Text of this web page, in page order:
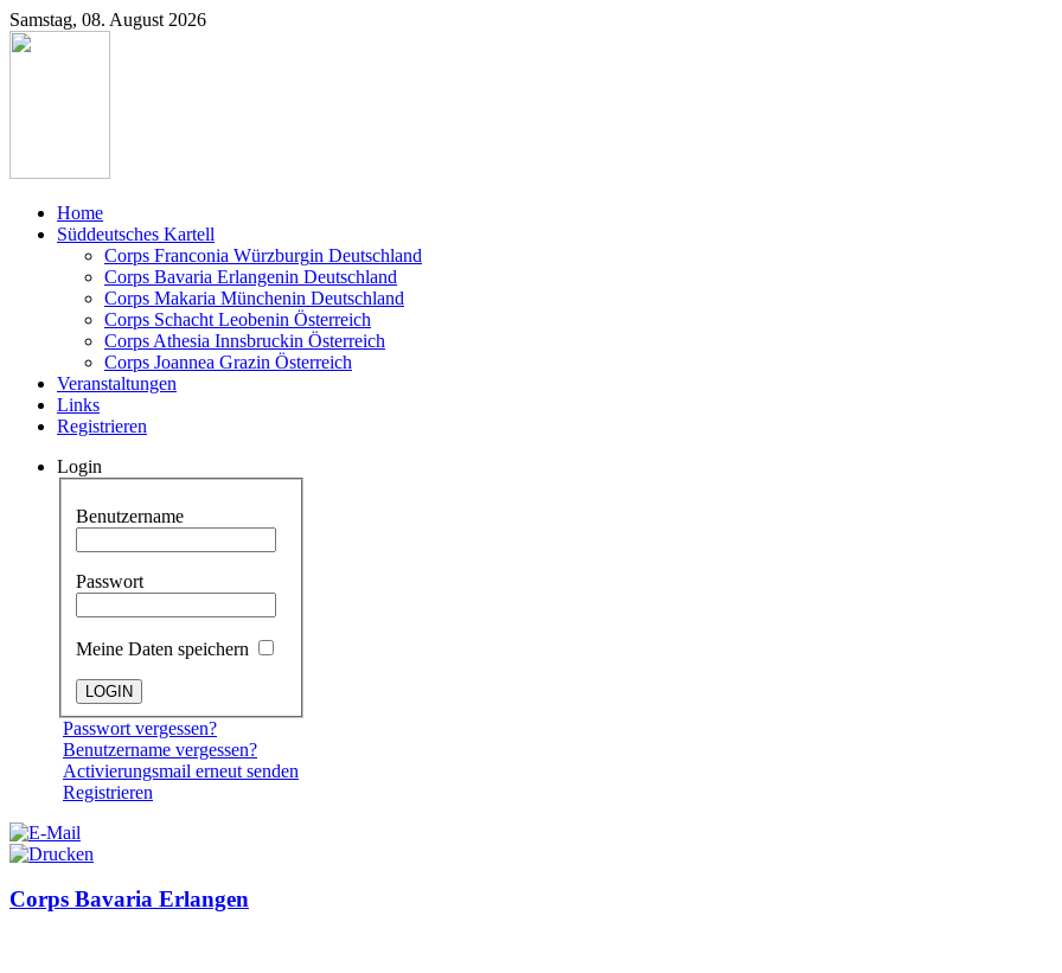
Samstag, 08. August 2026
Home
Süddeutsches Kartell
Corps Franconia Würzburgin Deutschland
Corps Bavaria Erlangenin Deutschland
Corps Makaria Münchenin Deutschland
Corps Schacht Leobenin Österreich
Corps Athesia Innsbruckin Österreich
Corps Joannea Grazin Österreich
Veranstaltungen
Links
Registrieren
Login
Benutzername
Passwort
Meine Daten speichern
Passwort vergessen?
Benutzername vergessen?
Activierungsmail erneut senden
Registrieren
Corps Bavaria Erlangen